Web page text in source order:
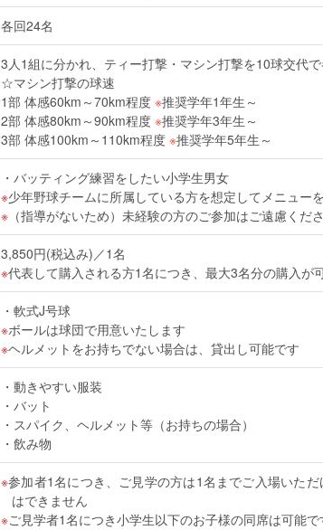
各回24名
3人1組に分かれ、ティー打撃・マシン打撃を10球交代で
☆マシン打撃の球速
1部 体感60km～70km程度 ※推奨学年1年生～
2部 体感80km～90km程度 ※推奨学年3年生～
3部 体感100km～110km程度 ※推奨学年5年生～
バッティング練習をしたい小学生男女
少年野球チームに所属している方を想定してメニュー
（指導がないため）未経験の方のご参加はご遠慮くだ
3,850円(税込み)／1名
代表して購入される方1名につき、最大3名分の購入が
軟式J号球
ボールは球団で用意いたします
ヘルメットをお持ちでない場合は、貸出し可能です
動きやすい服装
バット
スパイク、ヘルメット等（お持ちの場合）
飲み物
参加者1名につき、ご見学の方は1名までご入場いた
はできません
ご見学者1名につき小学生以下のお子様の同席は可能で